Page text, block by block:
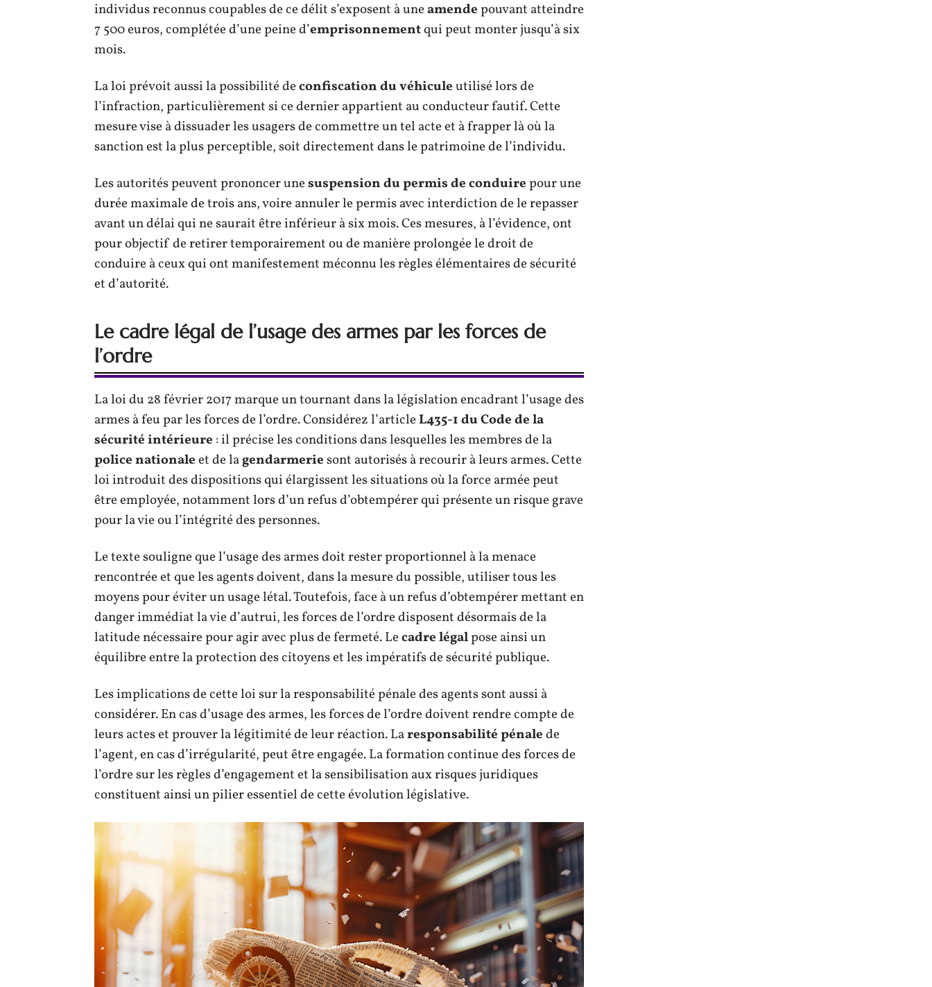
individus reconnus coupables de ce délit s’exposent à uneamendepouvant atteindre
7 500 euros, complétée d’une peine d’emprisonnementqui peut monter jusqu’à six
mois.
La loi prévoit aussi la possibilité deconfiscation du véhiculeutilisé lors de
l’infraction, particulièrement si ce dernier appartient au conducteur fautif. Cette
mesure vise à dissuader les usagers de commettre un tel acte et à frapper là où la
sanction est la plus perceptible, soit directement dans le patrimoine de l’individu.
Les autorités peuvent prononcer unesuspension du permis de conduirepour une
durée maximale de trois ans, voire annuler le permis avec interdiction de le repasser
avant un délai qui ne saurait être inférieur à six mois. Ces mesures, à l’évidence, ont
pour objectif de retirer temporairement ou de manière prolongée le droit de
conduire à ceux qui ont manifestement méconnu les règles élémentaires de sécurité
et d’autorité.
Le cadre légal de l’usage des armes par les forces de
l’ordre
La loi du 28 février 2017 marque un tournant dans la législation encadrant l’usage des
armes à feu par les forces de l’ordre. Considérez l’articleL435-1 du Code de la
sécurité intérieure : il précise les conditions dans lesquelles les membres de la
police nationaleet de lagendarmeriesont autorisés à recourir à leurs armes. Cette
loi introduit des dispositions qui élargissent les situations où la force armée peut
être employée, notamment lors d’un refus d’obtempérer qui présente un risque grave
pour la vie ou l’intégrité des personnes.
Le texte souligne que l’usage des armes doit rester proportionnel à la menace
rencontrée et que les agents doivent, dans la mesure du possible, utiliser tous les
moyens pour éviter un usage létal. Toutefois, face à un refus d’obtempérer mettant en
danger immédiat la vie d’autrui, les forces de l’ordre disposent désormais de la
latitude nécessaire pour agir avec plus de fermeté. Lecadre légalpose ainsi un
équilibre entre la protection des citoyens et les impératifs de sécurité publique.
Les implications de cette loi sur la responsabilité pénale des agents sont aussi à
considérer. En cas d’usage des armes, les forces de l’ordre doivent rendre compte de
leurs actes et prouver la légitimité de leur réaction. Laresponsabilité pénalede
l’agent, en cas d’irrégularité, peut être engagée. La formation continue des forces de
l’ordre sur les règles d’engagement et la sensibilisation aux risques juridiques
constituent ainsi un pilier essentiel de cette évolution législative.